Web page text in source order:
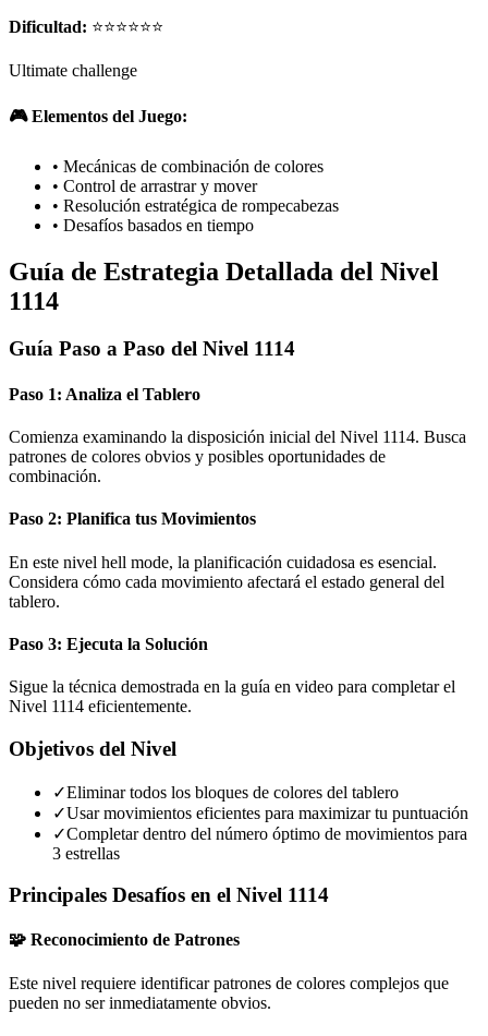
Dificultad: ⭐⭐⭐⭐⭐⭐
Ultimate challenge
🎮 Elementos del Juego:
• Mecánicas de combinación de colores
• Control de arrastrar y mover
• Resolución estratégica de rompecabezas
• Desafíos basados en tiempo
Guía de Estrategia Detallada del Nivel
1114
Guía Paso a Paso del Nivel 1114
Paso 1: Analiza el Tablero
Comienza examinando la disposición inicial del Nivel 1114. Busca
patrones de colores obvios y posibles oportunidades de
combinación.
Paso 2: Planifica tus Movimientos
En este nivel hell mode, la planificación cuidadosa es esencial.
Considera cómo cada movimiento afectará el estado general del
tablero.
Paso 3: Ejecuta la Solución
Sigue la técnica demostrada en la guía en video para completar el
Nivel 1114 eficientemente.
Objetivos del Nivel
✓Eliminar todos los bloques de colores del tablero
✓Usar movimientos eficientes para maximizar tu puntuación
✓Completar dentro del número óptimo de movimientos para
3 estrellas
Principales Desafíos en el Nivel 1114
🧩 Reconocimiento de Patrones
Este nivel requiere identificar patrones de colores complejos que
pueden no ser inmediatamente obvios.